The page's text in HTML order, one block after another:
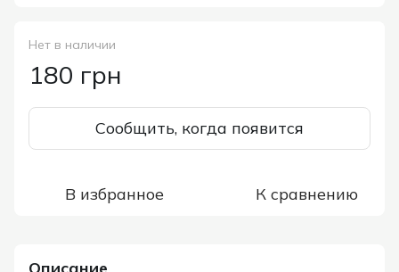
Нет в наличии
180 грн
Сообщить, когда появится
В избранное К сравнению